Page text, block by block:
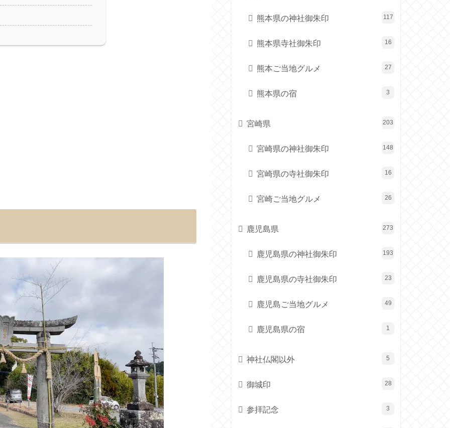
熊本県の神社御朱印 117
熊本県寺社御朱印 16
熊本ご当地グルメ 27
熊本県の宿 3
宮崎県 203
宮崎県の神社御朱印 148
宮崎県の寺社御朱印 16
宮崎ご当地グルメ 26
鹿児島県 273
鹿児島県の神社御朱印 193
鹿児島県の寺社御朱印 23
鹿児島ご当地グルメ 49
鹿児島県の宿 1
神社仏閣以外 5
御城印 28
参拝記念 3